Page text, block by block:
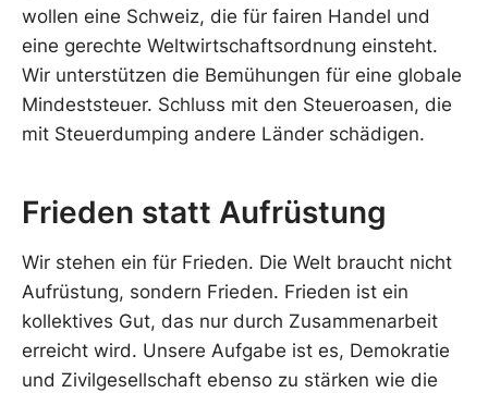
wollen eine Schweiz, die für fairen Handel und
eine gerechte Weltwirtschaftsordnung einsteht.
Wir unterstützen die Bemühungen für eine globale
Mindeststeuer. Schluss mit den Steueroasen, die
mit Steuerdumping andere Länder schädigen.
Frieden statt Aufrüstung
Wir stehen ein für Frieden. Die Welt braucht nicht
Aufrüstung, sondern Frieden. Frieden ist ein
kollektives Gut, das nur durch Zusammenarbeit
erreicht wird. Unsere Aufgabe ist es, Demokratie
und Zivilgesellschaft ebenso zu stärken wie die